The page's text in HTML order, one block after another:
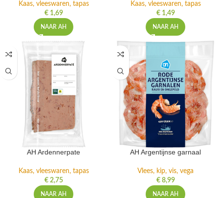
Kaas, vleeswaren, tapas
€1,69
NAAR AH
Kaas, vleeswaren, tapas
€1,49
NAAR AH
AH Ardennerpate
Kaas, vleeswaren, tapas
€2,75
NAAR AH
AH Argentijnse garnaal
Vlees, kip, vis, vega
€8,99
NAAR AH